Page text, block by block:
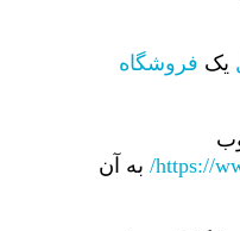
یک فروشگاه
https:// به آن